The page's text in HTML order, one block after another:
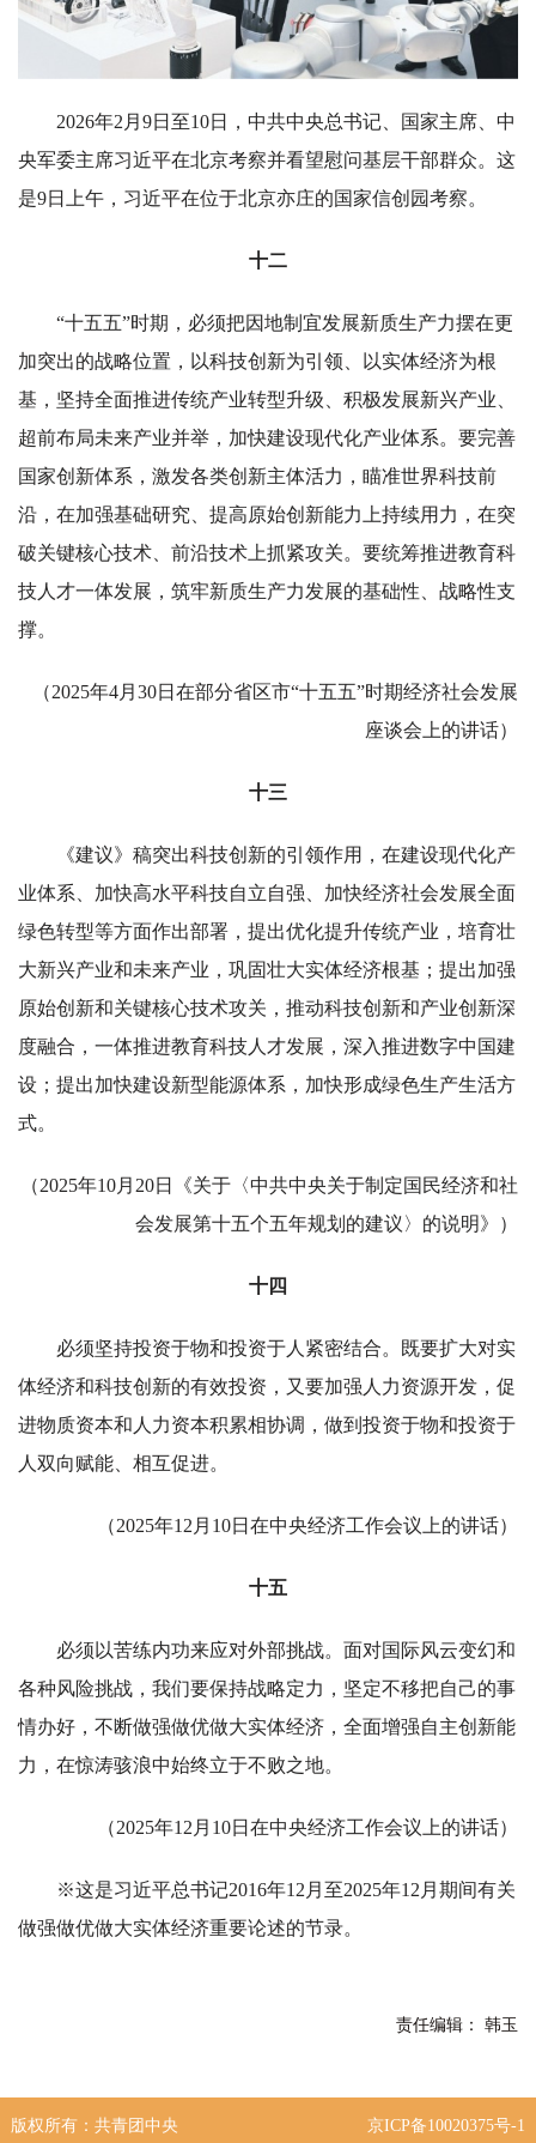
2026年2月9日至10日，中共中央总书记、国家主席、中
央军委主席习近平在北京考察并看望慰问基层干部群众。这
是9日上午，习近平在位于北京亦庄的国家信创园考察。
十二
“十五五”时期，必须把因地制宜发展新质生产力摆在更
加突出的战略位置，以科技创新为引领、以实体经济为根
基，坚持全面推进传统产业转型升级、积极发展新兴产业、
超前布局未来产业并举，加快建设现代化产业体系。要完善
国家创新体系，激发各类创新主体活力，瞄准世界科技前
沿，在加强基础研究、提高原始创新能力上持续用力，在突
破关键核心技术、前沿技术上抓紧攻关。要统筹推进教育科
技人才一体发展，筑牢新质生产力发展的基础性、战略性支
撑。
（2025年4月30日在部分省区市“十五五”时期经济社会发展
座谈会上的讲话）
十三
《建议》稿突出科技创新的引领作用，在建设现代化产
业体系、加快高水平科技自立自强、加快经济社会发展全面
绿色转型等方面作出部署，提出优化提升传统产业，培育壮
大新兴产业和未来产业，巩固壮大实体经济根基；提出加强
原始创新和关键核心技术攻关，推动科技创新和产业创新深
度融合，一体推进教育科技人才发展，深入推进数字中国建
设；提出加快建设新型能源体系，加快形成绿色生产生活方
式。
（2025年10月20日《关于〈中共中央关于制定国民经济和社
会发展第十五个五年规划的建议〉的说明》）
十四
必须坚持投资于物和投资于人紧密结合。既要扩大对实
体经济和科技创新的有效投资，又要加强人力资源开发，促
进物质资本和人力资本积累相协调，做到投资于物和投资于
人双向赋能、相互促进。
（2025年12月10日在中央经济工作会议上的讲话）
十五
必须以苦练内功来应对外部挑战。面对国际风云变幻和
各种风险挑战，我们要保持战略定力，坚定不移把自己的事
情办好，不断做强做优做大实体经济，全面增强自主创新能
力，在惊涛骇浪中始终立于不败之地。
（2025年12月10日在中央经济工作会议上的讲话）
※这是习近平总书记2016年12月至2025年12月期间有关
做强做优做大实体经济重要论述的节录。
责任编辑： 韩玉
版权所有：共青团中央 京ICP备10020375号-1